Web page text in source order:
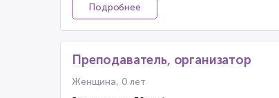
Подробнее
Преподаватель, организатор
Женщина, 0 лет